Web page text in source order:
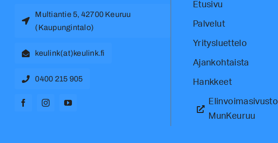
Multiantie 5, 42700 Keuruu
(Kaupungintalo)
keulink(at)keulink.fi
0400 215 905
Etusivu
Palvelut
Yritysluettelo
Ajankohtaista
Hankkeet
Elinvoimasivusto
MunKeuruu